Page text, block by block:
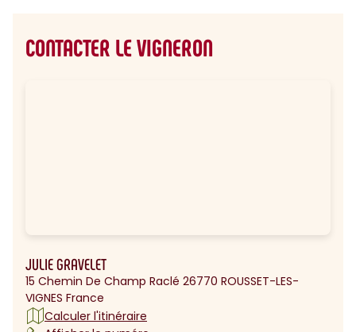
CONTACTER LE VIGNERON
JULIE GRAVELET
15 Chemin De Champ Raclé 26770 ROUSSET-LES-
VIGNES France
Calculer l'itinéraire